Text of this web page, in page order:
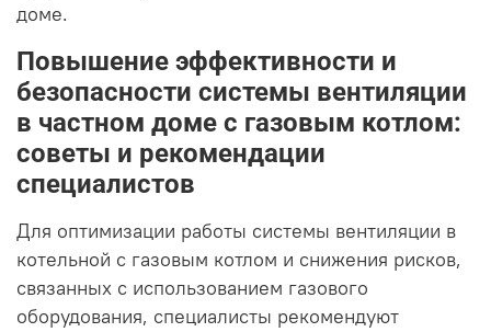
доме.
Повышение эффективности и
безопасности системы вентиляции
в частном доме с газовым котлом:
советы и рекомендации
специалистов
Для оптимизации работы системы вентиляции в
котельной с газовым котлом и снижения рисков,
связанных с использованием газового
оборудования, специалисты рекомендуют